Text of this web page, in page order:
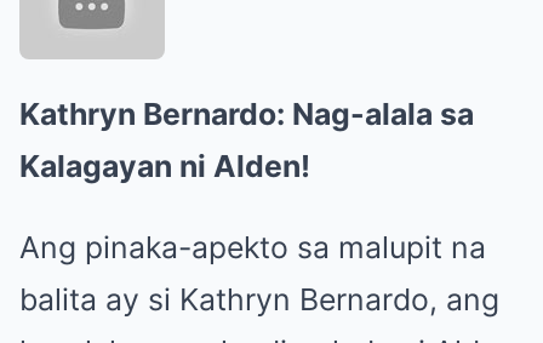
Kathryn Bernardo: Nag-alala sa
Kalagayan ni Alden!
Ang pinaka-apekto sa malupit na
balita ay si Kathryn Bernardo, ang